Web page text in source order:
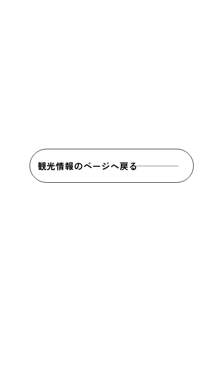
観光情報のページへ戻る